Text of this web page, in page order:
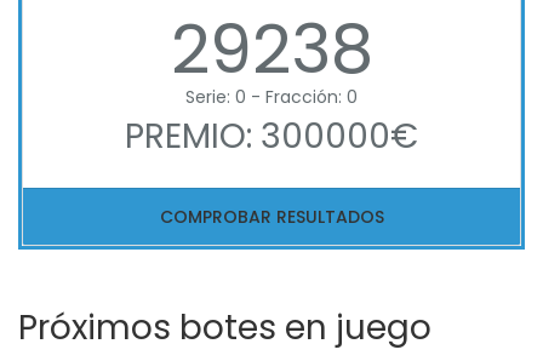
29238
Serie: 0 - Fracción: 0
PREMIO: 300000€
COMPROBAR RESULTADOS
Próximos botes en juego